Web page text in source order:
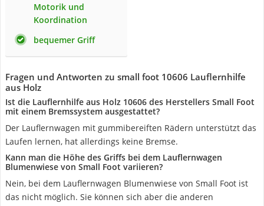
Motorik und
Koordination
bequemer Griff
Fragen und Antworten zu small foot 10606 Lauflernhilfe
aus Holz
Ist die Lauflernhilfe aus Holz 10606 des Herstellers Small Foot
mit einem Bremssystem ausgestattet?
Der Lauflernwagen mit gummibereiften Rädern unterstützt das
Laufen lernen, hat allerdings keine Bremse.
Kann man die Höhe des Griffs bei dem Lauflernwagen
Blumenwiese von Small Foot variieren?
Nein, bei dem Lauflernwagen Blumenwiese von Small Foot ist
das nicht möglich. Sie können sich aber die anderen